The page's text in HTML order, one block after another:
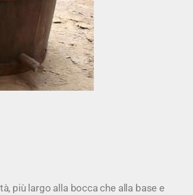
più largo alla bocca che alla base e